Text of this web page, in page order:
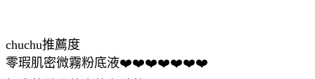
chuchu推薦度
零瑕肌密微霧粉底液❤️❤️❤️❤️❤️❤️❤️